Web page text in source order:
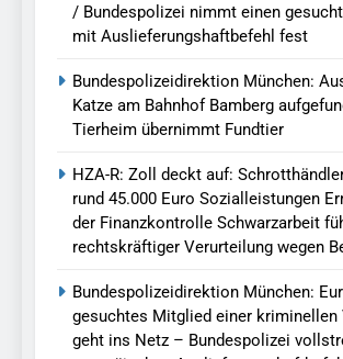
/ Bundespolizei nimmt einen
mit Auslieferungshaftbefehl fest
Bundespolizeidirektion München:
Katze am Bahnhof Bamberg
Tierheim übernimmt Fundtier
HZA-R: Zoll deckt auf:
rund 45.000 Euro Sozialleistungen
der Finanzkontrolle Schwarzarbeit
rechtskräftiger Verurteilung wegen
Bundespolizeidirektion München:
gesuchtes Mitglied einer kriminellen
geht ins Netz – Bundespolizei